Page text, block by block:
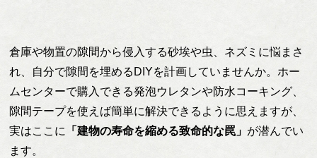
倉庫や物置の隙間から侵入する砂埃や虫、ネズミに悩まさ
れ、自分で隙間を埋めるDIYを計画していませんか。ホー
ムセンターで購入できる発泡ウレタンや防水コーキング、
隙間テープを使えば簡単に解決できるように思えますが、
実はここに
「建物の寿命を縮める致命的な罠」 が潜んでい
ます。